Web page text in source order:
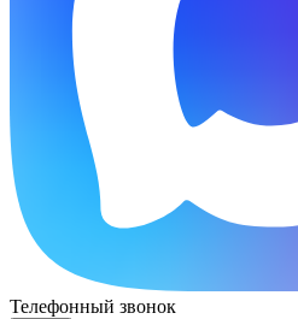
Телефонный звонок